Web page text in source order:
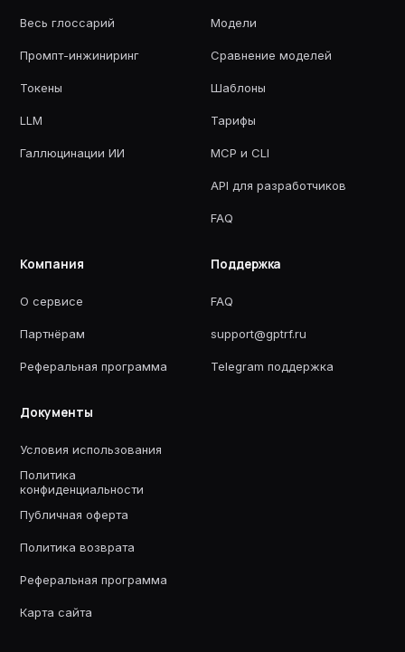
Весь глоссарий
Промпт-инжиниринг
Токены
LLM
Галлюцинации ИИ
Модели
Сравнение моделей
Шаблоны
Тарифы
MCP и CLI
API для разработчиков
FAQ
Компания
О сервисе
Партнёрам
Реферальная программа
Поддержка
FAQ
support@gptrf.ru
Telegram поддержка
Документы
Условия использования
Политика
конфиденциальности
Публичная оферта
Политика возврата
Реферальная программа
Карта сайта